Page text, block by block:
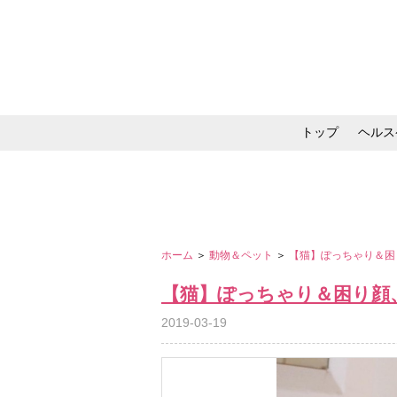
トップ ヘル
ホーム ＞ 動物＆ペット ＞ 【猫】ぽっちゃり＆
【猫】ぽっちゃり＆困り
2019-03-19